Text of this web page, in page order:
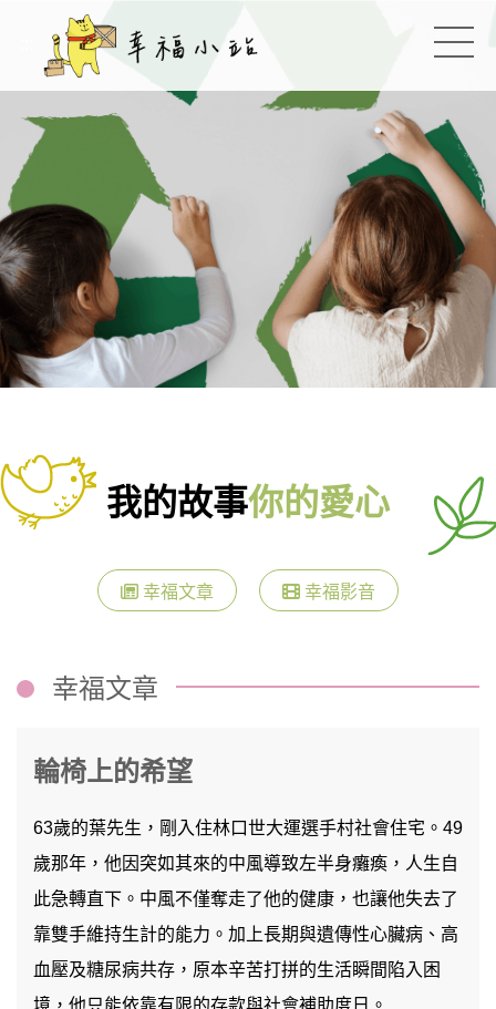
切換
:::
我的故事你的愛心
幸福文章 幸福影音
幸福文章
輪椅上的希望
63歲的葉先生，剛入住林口世大運選手村社會住宅。49
歲那年，他因突如其來的中風導致左半身癱瘓，人生自
此急轉直下。中風不僅奪走了他的健康，也讓他失去了
靠雙手維持生計的能力。加上長期與遺傳性心臟病、高
血壓及糖尿病共存，原本辛苦打拼的生活瞬間陷入困
境，他只能依靠有限的存款與社會補助度日。